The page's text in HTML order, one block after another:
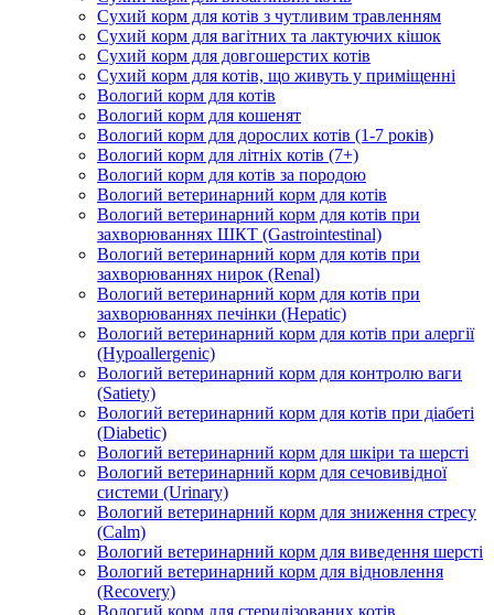
Сухий корм для котів з чутливим травленням
Сухий корм для вагітних та лактуючих кішок
Сухий корм для довгошерстих котів
Сухий корм для котів, що живуть у приміщенні
Вологий корм для котів
Вологий корм для кошенят
Вологий корм для дорослих котів (1-7 років)
Вологий корм для літніх котів (7+)
Вологий корм для котів за породою
Вологий ветеринарний корм для котів
Вологий ветеринарний корм для котів при
захворюваннях ШКТ (Gastrointestinal)
Вологий ветеринарний корм для котів при
захворюваннях нирок (Renal)
Вологий ветеринарний корм для котів при
захворюваннях печінки (Hepatic)
Вологий ветеринарний корм для котів при алергії
(Hypoallergenic)
Вологий ветеринарний корм для контролю ваги
(Satiety)
Вологий ветеринарний корм для котів при діабеті
(Diabetic)
Вологий ветеринарний корм для шкіри та шерсті
Вологий ветеринарний корм для сечовивідної
системи (Urinary)
Вологий ветеринарний корм для зниження стресу
(Calm)
Вологий ветеринарний корм для виведення шерсті
Вологий ветеринарний корм для відновлення
(Recovery)
Вологий корм для стерилізованих котів